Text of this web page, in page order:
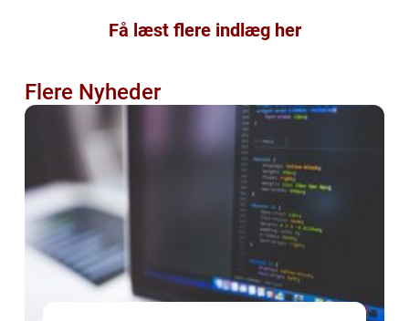
Få læst flere indlæg her
Flere Nyheder